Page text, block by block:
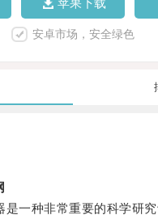
苹果下载
安卓市场，安全绿色
一种非常重要的科学研究